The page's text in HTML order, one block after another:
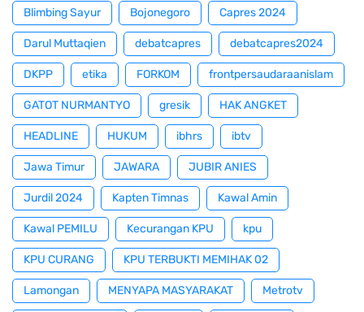
Blimbing Sayur Bojonegoro Capres 2024
Darul Muttaqien debatcapres debatcapres2024
DKPP etika FORKOM frontpersaudaraanislam
GATOT NURMANTYO gresik HAK ANGKET
HEADLINE HUKUM ibhrs ibtv
Jawa Timur JAWARA JUBIR ANIES
Jurdil 2024 Kapten Timnas Kawal Amin
Kawal PEMILU Kecurangan KPU kpu
KPU CURANG KPU TERBUKTI MEMIHAK 02
Lamongan MENYAPA MASYARAKAT Metrotv